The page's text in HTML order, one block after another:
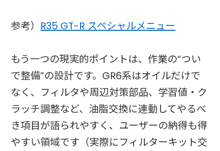
参考） R35 GT-R スペシャルメニュー
もう一つの現実的ポイントは、作業の“つい
で整備”の設計です。GR6系はオイルだけで
なく、フィルタや周辺対策部品、学習値・ク
ラッチ調整など、油脂交換に連動してやるべ
き項目が語られやすく、ユーザーの納得も得
やすい領域です（実際にフィルターキット交